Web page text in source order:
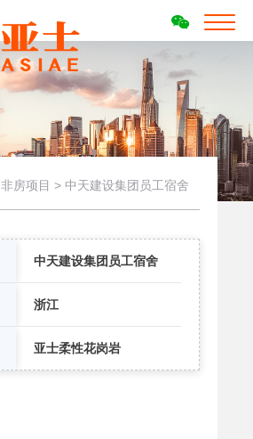
非房项目 > 中天建设集团员工宿舍
中天建设集团员工宿舍
浙江
亚士柔性花岗岩